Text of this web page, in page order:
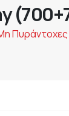
Πυράντοχες